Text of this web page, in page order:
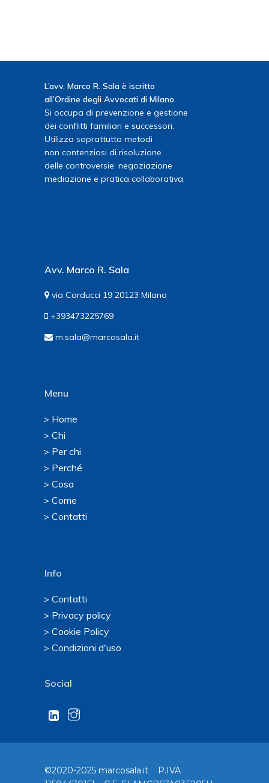
L’avv. Marco R. Sala è iscritto
all’Ordine degli Avvocati di Milano.
Si occupa di prevenzione e gestione
dei conflitti familiari e successori.
Utilizza soprattutto metodi
non contenziosi di risoluzione
delle controversie: negoziazione
mediazione e pratica collaborativa.
Avv. Marco R. Sala
via Carducci 19 20123 Milano
+393473225769
m.sala@marcosala.it
Menu
> Home
> Chi
> Per chi
> Perché
> Cosa
> Come
> Contatti
Info
> Contatti
> Privacy policy
> Cookie Policy
> Condizioni d'uso
Social
©2020-2025 marcosala.it P.IVA